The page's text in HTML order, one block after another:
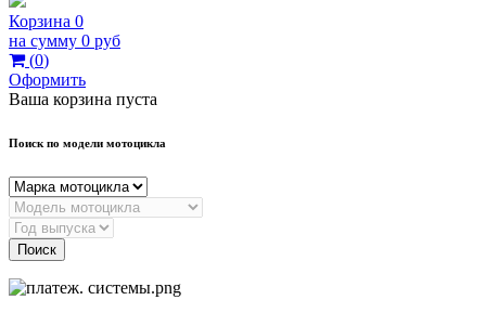
Корзина 0
на сумму 0 руб
(0)
Оформить
Ваша корзина пуста
Поиск по модели мотоцикла
Поиск